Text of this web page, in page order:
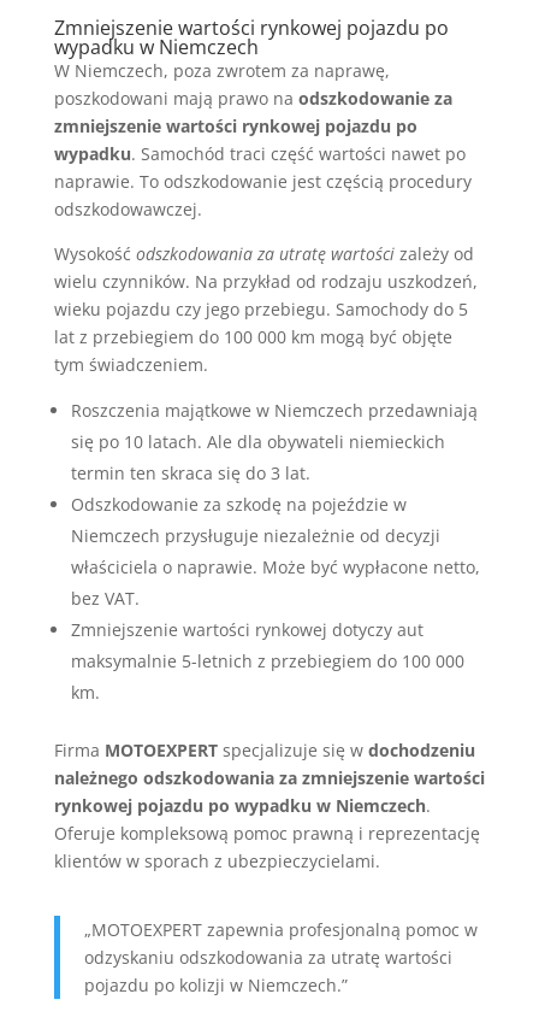
Zmniejszenie wartości rynkowej pojazdu po
wypadku w Niemczech
W Niemczech, poza zwrotem za naprawę,
poszkodowani mają prawo na odszkodowanie za
zmniejszenie wartości rynkowej pojazdu po
wypadku. Samochód traci część wartości nawet po
naprawie. To odszkodowanie jest częścią procedury
odszkodowawczej.
Wysokość odszkodowania za utratę wartościzależy od
wielu czynników. Na przykład od rodzaju uszkodzeń,
wieku pojazdu czy jego przebiegu. Samochody do 5
lat z przebiegiem do 100 000 km mogą być objęte
tym świadczeniem.
Roszczenia majątkowe w Niemczech przedawniają
się po 10 latach. Ale dla obywateli niemieckich
termin ten skraca się do 3 lat.
Odszkodowanie za szkodę na pojeździe w
Niemczech przysługuje niezależnie od decyzji
właściciela o naprawie. Może być wypłacone netto,
bez VAT.
Zmniejszenie wartości rynkowej dotyczy aut
maksymalnie 5-letnich z przebiegiem do 100 000
km.
Firma MOTOEXPERTspecjalizuje się w dochodzeniu
należnego odszkodowania za zmniejszenie wartości
rynkowej pojazdu po wypadku w Niemczech.
Oferuje kompleksową pomoc prawną i reprezentację
klientów w sporach z ubezpieczycielami.
„MOTOEXPERT zapewnia profesjonalną pomoc w
odzyskaniu odszkodowania za utratę wartości
pojazdu po kolizji w Niemczech.”